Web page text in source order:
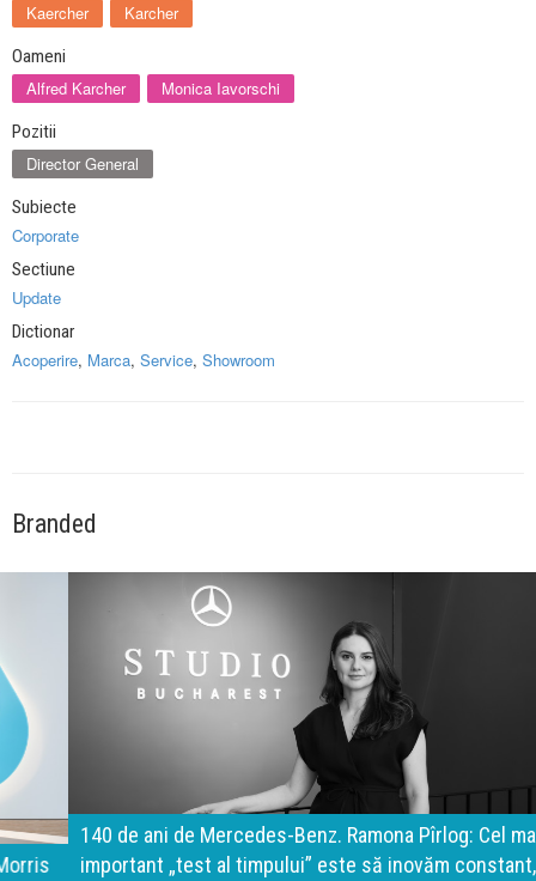
Kaercher Karcher
Oameni
Alfred Karcher Monica Iavorschi
Pozitii
Director General
Subiecte
Corporate
Sectiune
Update
Dictionar
Acoperire, Marca, Service, Showroom
Branded
140 de ani de Mercedes-Benz. Ramona Pîrlog: Cel mai
important „test al timpului” este să inovăm constant, dar